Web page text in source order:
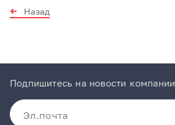
Назад
Подпишитесь на новости компании